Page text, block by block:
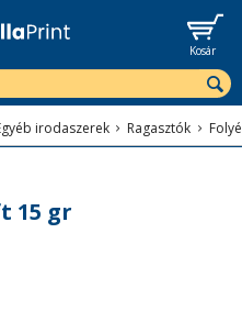
Kosár
irodaszerek Ragasztók
15 gr